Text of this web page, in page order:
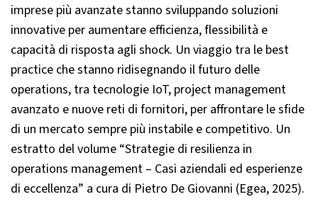
imprese più avanzate stanno sviluppando soluzioni
innovative per aumentare efficienza, flessibilità e
capacità di risposta agli shock. Un viaggio tra le best
practice che stanno ridisegnando il futuro delle
operations, tra tecnologie IoT, project management
avanzato e nuove reti di fornitori, per affrontare le sfide
di un mercato sempre più instabile e competitivo. Un
estratto del volume “Strategie di resilienza in
operations management – Casi aziendali ed esperienze
di eccellenza” a cura di Pietro De Giovanni (Egea, 2025).